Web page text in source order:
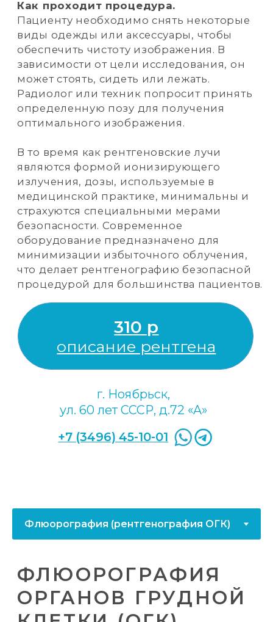
310 р
описание рентгена
+7 (3496) 45-10-01
г. Ноябрьск,
ул. 60 лет СССР, д.72 «A»
Это надёжный и информативный метод
диагностики, который позволяет
получить детальное изображение
органов грудной полости. В процессе
рентгеновые лучи, которые помогают
визуализировать внутренние структуры
организма.
С помощью флюорографии ОГК можно
детально изучить:
костные структуры (рёбра, грудина,
лёгкие и плевру;
бронхи и трахею;
сердце и средостение;
Основные показания к проведению
системы (расширение сердца,
наличие инородных тел в грудной
Флюорография ОГК — это быстрый и
доступный метод диагностики, который
ФЛЮОРОГРАФИЯ
ОРГАНОВ ГРУДНОЙ
КЛЕТКИ (ОГК)